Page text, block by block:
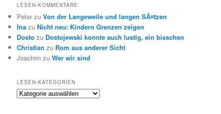
LESEN-KOMMENTARE
Peter zuVon der Langeweile und langen SÃ¤tzen
Ina zuNicht neu: Kindern Grenzen zeigen
Dosto zu Dostojewski konnte auch lustig, ein bisschen
Christian zu Rom aus anderer Sicht
Joachim zuWer wir sind
LESEN-KATEGORIEN
Lesen-